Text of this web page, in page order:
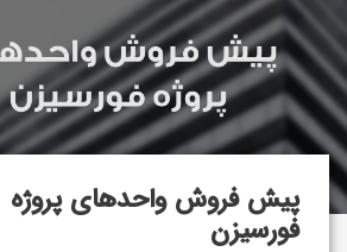
پیش فروش واحدهای پروژه
فورسیزن